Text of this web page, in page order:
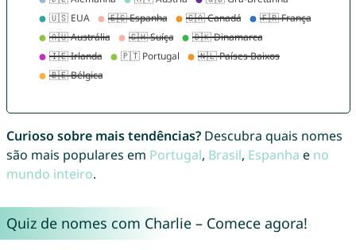
Curioso sobre mais tendências?Descubra quais nomes
são mais populares em Portugal, Brasil, Espanha e no
mundo inteiro.
Quiz de nomes com Charlie – Comece agora!